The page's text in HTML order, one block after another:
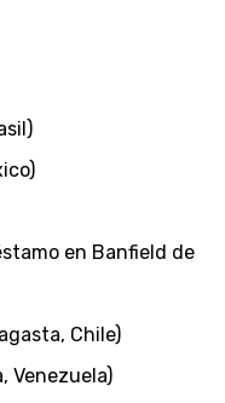
en Banfield de
Chile)
Venezuela)